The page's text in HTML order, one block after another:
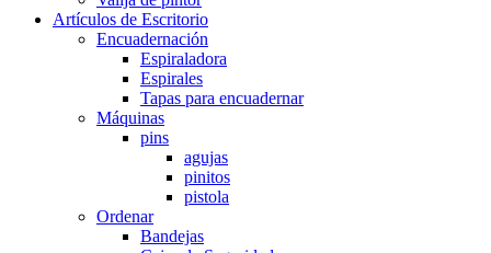
Artículos de Escritorio
Encuadernación
Espiraladora
Espirales
Tapas para encuadernar
Máquinas
pins
agujas
pinitos
pistola
Ordenar
Bandejas